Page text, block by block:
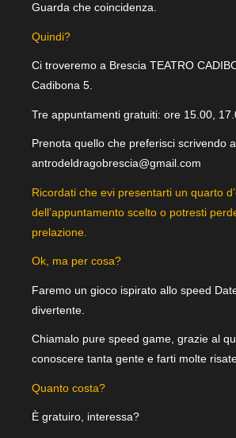
Guarda che coincidenza.
Quindi?
Ci troveremo a Brescia TEATRO
Cadibona 5.
Tre appuntamenti gratuiti: ore 15.00,
Prenota quello che preferisci scrivendo a
antrodeldragobrescia@gmail.com
Ricordati che evi presentarti un quarto
dell’appuntamento scelto o potresti
prelazione.
Ok, ma per cosa?
Faremo un gioco ispirato allo speed
divertente.
Chiamalo pure speed game, grazie al
conoscere tanta gente e farti molte
Quanto costa?
È gratuiro, interessa?